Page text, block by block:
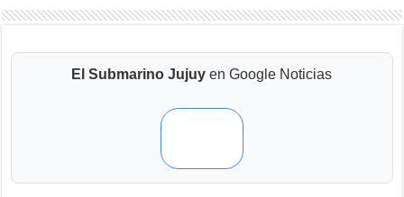
El Submarino Jujuy en Google Noticias